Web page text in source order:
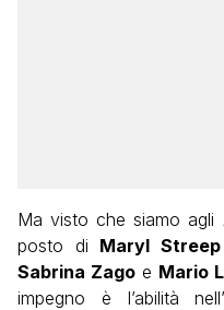
Ma visto che siamo agli
posto di Maryl Streep
Sabrina Zago e Mario
impegno è l’abilità